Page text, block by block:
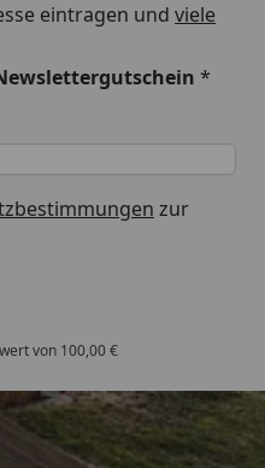
eintragen und viele
*
zur
von 100,00 €